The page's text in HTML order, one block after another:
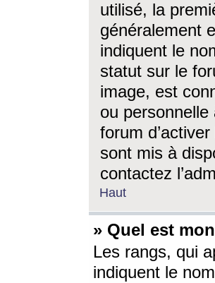
utilisé, la
généralement
indiquent le
statut sur le
image, est
ou personnelle
forum
sont mis à
contactez
Haut
» Quel est
Les rangs, qui
indiquent le